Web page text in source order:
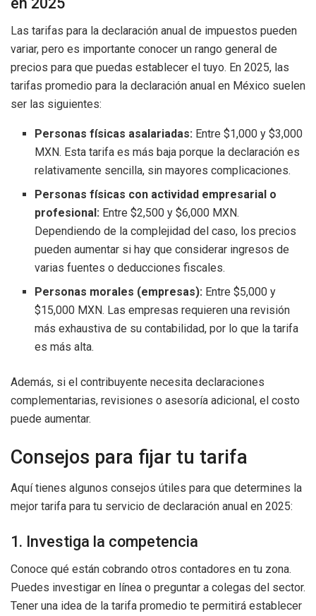
Las tarifas para la declaración anual de impuestos pueden
variar, pero es importante conocer un rango general de
precios para que puedas establecer el tuyo. En 2025, las
tarifas promedio para la declaración anual en México suelen
ser las siguientes:
Personas físicas asalariadas: Entre $1,000 y $3,000
MXN. Esta tarifa es más baja porque la declaración es
relativamente sencilla, sin mayores complicaciones.
Personas físicas con actividad empresarial o
profesional: Entre $2,500 y $6,000 MXN.
Dependiendo de la complejidad del caso, los precios
pueden aumentar si hay que considerar ingresos de
varias fuentes o deducciones fiscales.
Personas morales (empresas): Entre $5,000 y
$15,000 MXN. Las empresas requieren una revisión
más exhaustiva de su contabilidad, por lo que la tarifa
es más alta.
Además, si el contribuyente necesita declaraciones
complementarias, revisiones o asesoría adicional, el costo
puede aumentar.
Consejos para fijar tu tarifa
Aquí tienes algunos consejos útiles para que determines la
mejor tarifa para tu servicio de declaración anual en 2025:
1. Investiga la competencia
Conoce qué están cobrando otros contadores en tu zona.
Puedes investigar en línea o preguntar a colegas del sector.
Tener una idea de la tarifa promedio te permitirá establecer